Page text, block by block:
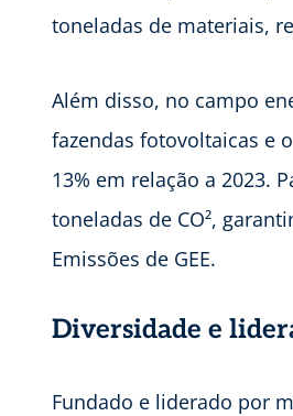
toneladas de materiais,
Além disso, no campo
fazendas fotovoltaicas e
13% em relação a 2023.
toneladas de CO²,
Emissões de GEE.
Diversidade e
Fundado e liderado por